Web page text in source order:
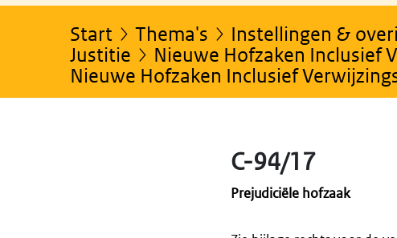
Start Thema's Instellingen &
Justitie
Nieuwe Hofzaken Inclusief
Nieuwe Hofzaken Inclusief
C-94/17
Prejudiciële hofzaak